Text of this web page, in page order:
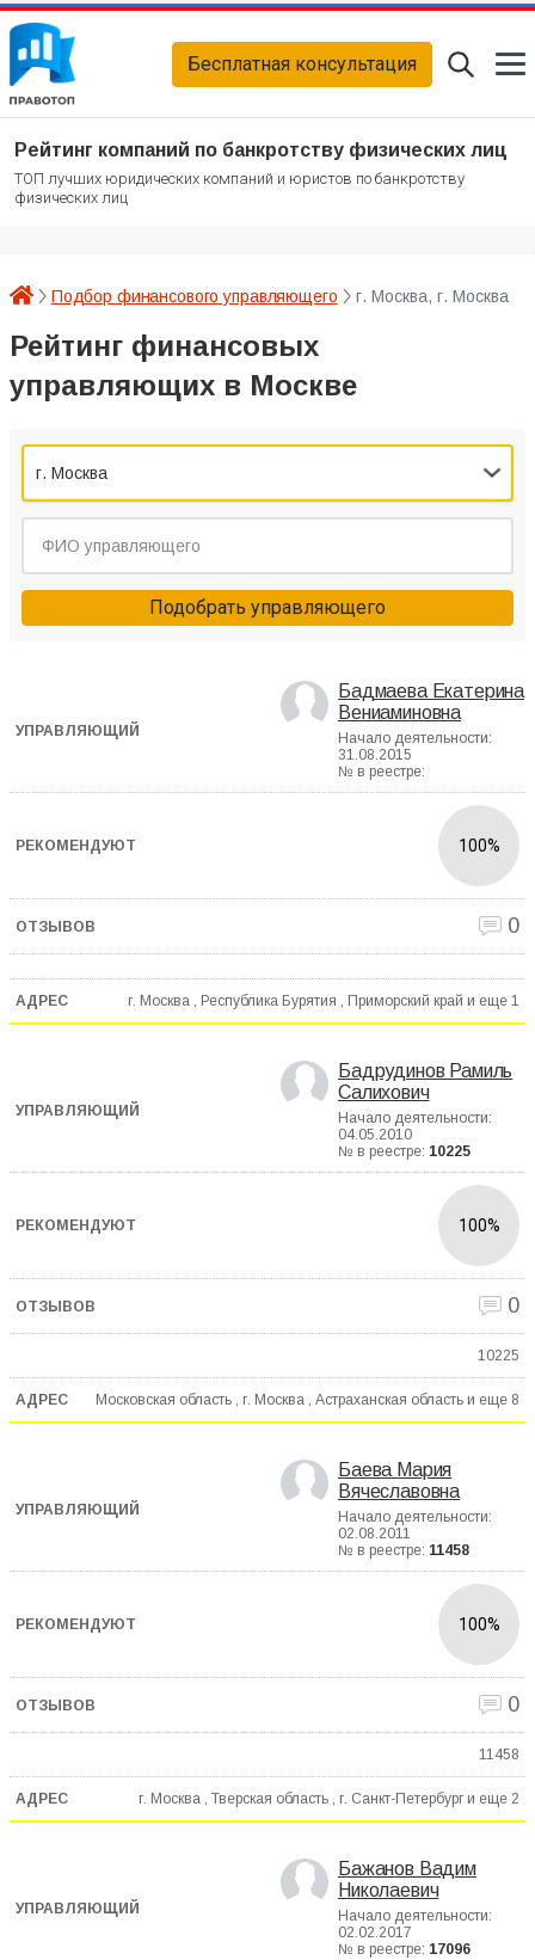
Бесплатная консультация
Рейтинг компаний по банкротству физических лиц
ТОП лучших юридических компаний и юристов по банкротству
физических лиц
Подбор финансового управляющего г. Москва, г. Москва
Рейтинг финансовых
управляющих в Москве
г. Москва
Подобрать управляющего
Бадмаева Екатерина
Вениаминовна
Начало деятельности:
31.08.2015
№ в реестре:
100%
0
г. Москва , Республика Бурятия , Приморский край и еще 1
Бадрудинов Рамиль
Салихович
Начало деятельности:
04.05.2010
№ в реестре: 10225
100%
0
10225
Московская область , г. Москва , Астраханская область и еще 8
Баева Мария
Вячеславовна
Начало деятельности:
02.08.2011
№ в реестре: 11458
100%
0
11458
г. Москва , Тверская область , г. Санкт-Петербург и еще 2
Бажанов Вадим
Николаевич
Начало деятельности:
02.02.2017
№ в реестре: 17096